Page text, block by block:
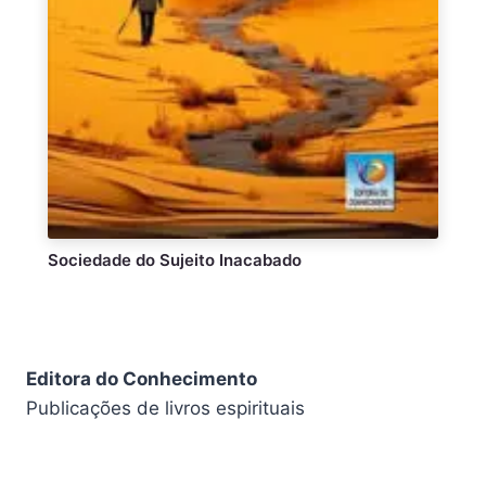
Sociedade do Sujeito Inacabado
Editora do Conhecimento
Publicações de livros espirituais